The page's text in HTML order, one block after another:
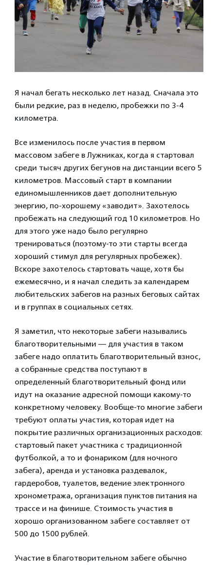
Я начал бегать несколько лет назад. Сначала это
были редкие, раз в неделю, пробежки по 3-4
километра.
Все изменилось после участия в первом
массовом забеге в Лужниках, когда я стартовал
среди тысяч других бегунов на дистанции всего 5
километров. Массовый старт в компании
единомышленников дает дополнительную
энергию, по-хорошему «заводит». Захотелось
пробежать на следующий год 10 километров. Но
для этого уже надо было регулярно
тренироваться (поэтому-то эти старты всегда
хороший стимул для регулярных пробежек).
Вскоре захотелось стартовать чаще, хотя бы
ежемесячно, и я начал следить за календарем
любительских забегов на разных беговых сайтах
и в группах в социальных сетях.
Я заметил, что некоторые забеги назывались
благотворительными — для участия в таком
забеге надо оплатить благотворительный взнос,
а собранные средства поступают в
определенный благотворительный фонд или
идут на оказание адресной помощи какому-то
конкретному человеку. Вообще-то многие забеги
требуют оплаты участия, которая идет на
покрытие различных организационных расходов:
стартовый пакет участника с традиционной
футболкой, а то и фонариком (для ночного
забега), аренда и установка раздевалок,
гардеробов, туалетов, ведение электронного
хронометража, организация пунктов питания на
трассе и на финише. Стоимость участия в
хорошо организованном забеге составляет от
500 до 1500 рублей.
Участие в благотворительном забеге обычно